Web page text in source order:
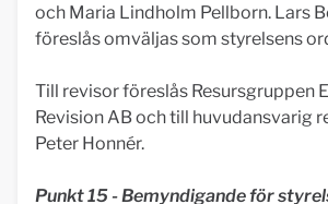
och Maria Lindholm Pellborn. Lars
föreslås omväljas som styrelsens
Till revisor föreslås Resursgruppen
Revision AB och till huvudansvarig
Peter Honnér.
Punkt 15 - Bemyndigande för